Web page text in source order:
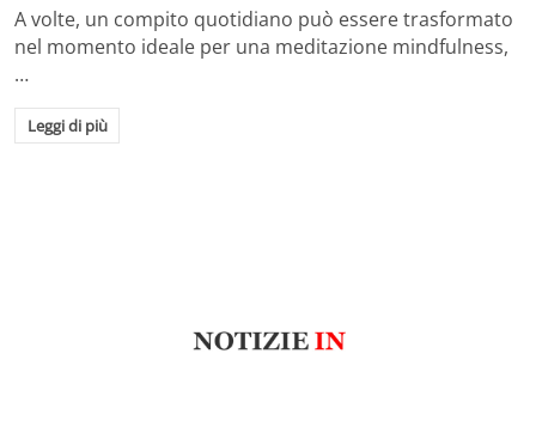
A volte, un compito quotidiano può essere trasformato
nel momento ideale per una meditazione mindfulness,
…
Leggi di più